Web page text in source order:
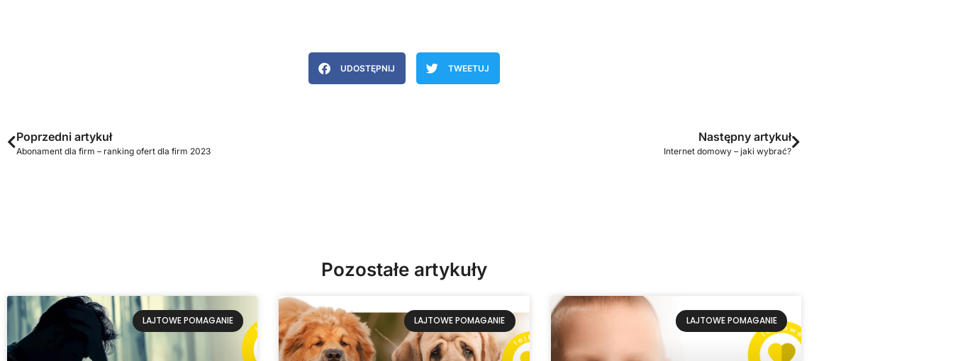
UDOSTĘPNIJ TWEETUJ
Poprzedni artykuł
Abonament dla firm – ranking ofert dla firm 2023
Następny artykuł
Internet domowy – jaki wybrać?
Pozostałe artykuły
LAJTOWE POMAGANIE LAJTOWE POMAGANIE LAJTOWE POMAGANIE